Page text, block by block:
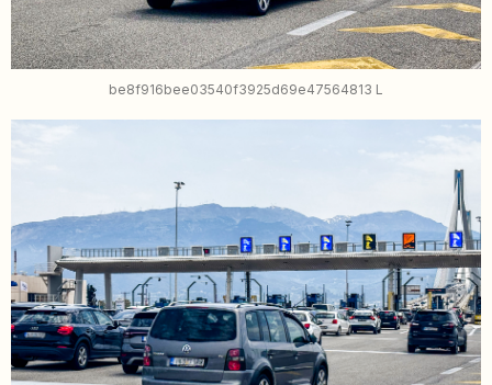
be8f916bee03540f3925d69e47564813 L